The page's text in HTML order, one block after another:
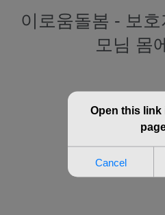
이로움돌봄 - 보
모님 몸